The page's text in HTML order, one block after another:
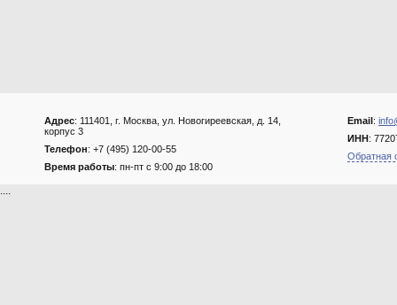
Адрес: 111401, г. Москва, ул. Новогиреевская, д. 14,
корпус 3
Телефон: +7 (495) 120-00-55
Время работы: пн-пт с 9:00 до 18:00
Email:
ИНН:
Обратная
....